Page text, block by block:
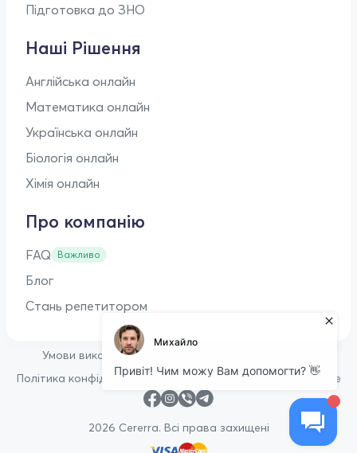
Підготовка до ЗНО
Наші Рішення
Англійська онлайн
Математика онлайн
Українська онлайн
Біологія онлайн
Хімія онлайн
Про компанію
FAQ Важливо
Блог
Стань репетитором
2026 Cererra. Всі права захищені
Умови використання
Політика конфіденційності • Політика щодо файлів cookie